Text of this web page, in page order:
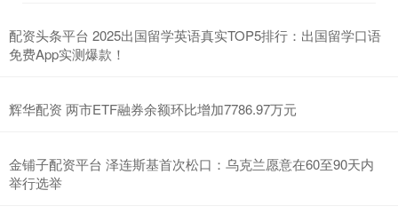
配资头条平台 2025出国留学英语真实TOP5排行：出国留学口语
免费App实测爆款！
辉华配资 两市ETF融券余额环比增加7786.97万元
金铺子配资平台 泽连斯基首次松口：乌克兰愿意在60至90天内
举行选举